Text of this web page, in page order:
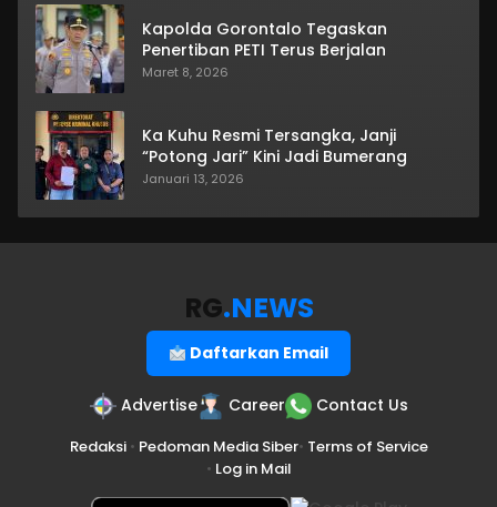
Kapolda Gorontalo Tegaskan
Penertiban PETI Terus Berjalan
Maret 8, 2026
Ka Kuhu Resmi Tersangka, Janji
“Potong Jari” Kini Jadi Bumerang
Januari 13, 2026
RG.NEWS
Daftarkan Email
Advertise Career Contact Us
Redaksi• Pedoman Media Siber• Terms of Service
• Log in Mail